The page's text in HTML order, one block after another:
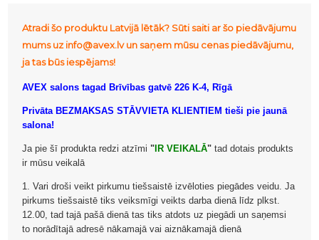
Atradi šo produktu Latvijā lētāk? Sūti saiti ar šo piedāvājumu
mums uz info@avex.lv un saņem mūsu cenas piedāvājumu,
ja tas būs iespējams!
AVEX salons tagad Brīvības gatvē 226 K-4, Rīgā
Privāta BEZMAKSAS STĀVVIETA KLIENTIEM tieši pie jaunā
salona!
Ja pie šī produkta redzi atzīmi " IR VEIKALĀ" tad dotais produkts
ir mūsu veikalā
1. Vari droši veikt pirkumu tiešsaistē izvēloties piegādes veidu. Ja
pirkums tiešsaistē tiks veiksmīgi veikts darba dienā līdz plkst.
12.00, tad tajā pašā dienā tas tiks atdots uz piegādi un saņemsi
to norādītajā adresē nākamajā vai aiznākamajā dienā